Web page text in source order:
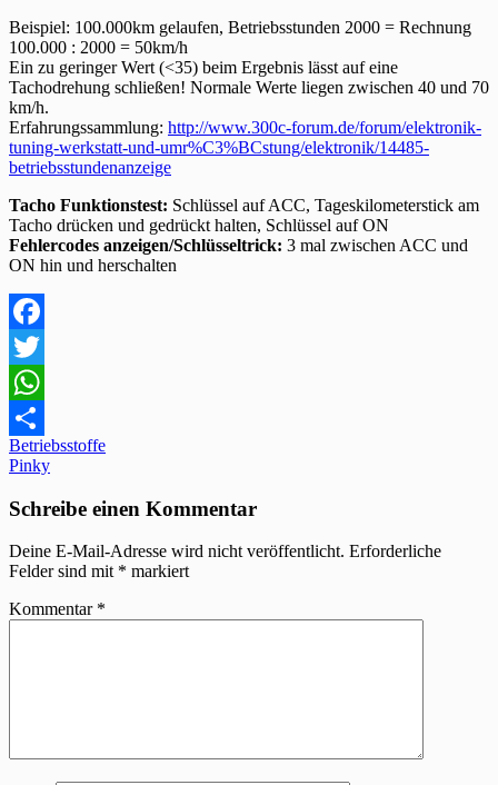
Beispiel: 100.000km gelaufen, Betriebsstunden 2000 = Rechnung
100.000 : 2000 = 50km/h
Ein zu geringer Wert (<35) beim Ergebnis lässt auf eine
Tachodrehung schließen! Normale Werte liegen zwischen 40 und 70
km/h.
Erfahrungssammlung: http://www.300c-forum.de/forum/elektronik-
tuning-werkstatt-und-umr%C3%BCstung/elektronik/14485-
betriebsstundenanzeige
Tacho Funktionstest: Schlüssel auf ACC, Tageskilometerstick am
Tacho drücken und gedrückt halten, Schlüssel auf ON
Fehlercodes anzeigen/Schlüsseltrick: 3 mal zwischen ACC und
ON hin und herschalten
Facebook
Twitter
WhatsApp
Teilen
Beitragsnavigation
Betriebsstoffe
Pinky
Schreibe einen Kommentar
Deine E-Mail-Adresse wird nicht veröffentlicht. Erforderliche
Felder sind mit * markiert
Kommentar *